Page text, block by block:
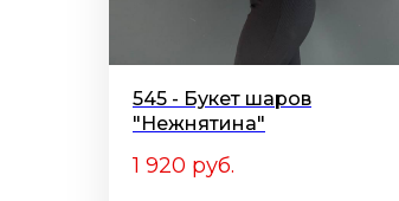
545 - Букет шаров
"Нежнятина"
1 920 руб.